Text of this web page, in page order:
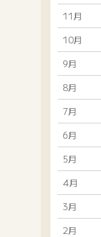
11月
10月
9月
8月
7月
6月
5月
4月
3月
2月